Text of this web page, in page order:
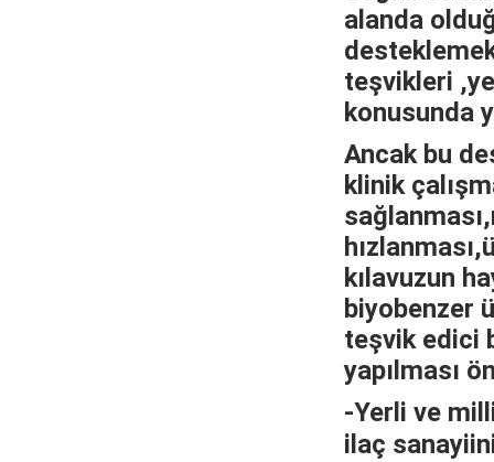
alanda
teşvikleri
konusunda
Ancak bu
klinik
kılavuzun
biyobenzer
teşvik edici
yapılması
-Yerli ve
ilaç